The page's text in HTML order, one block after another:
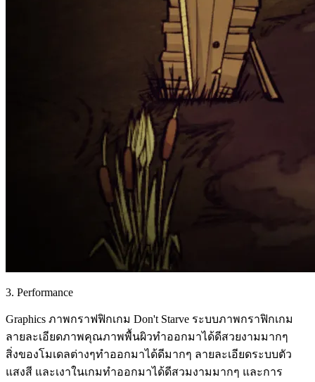
3. Performance
Graphics ภาพกราฟฟิกเกม Don't Starve ระบบภาพกราฟิกเกม
ลายละเอียดภาพคุณภาพพื้นผิวทำออกมาได้ดีสวยงามมากๆ
สิ่งของโมเดลต่างๆทำออกมาได้ดีมากๆ ลายละเอียดระบบตัว
แสงสี และเงาในเกมทำออกมาได้ดีสวมงามมากๆ และการ